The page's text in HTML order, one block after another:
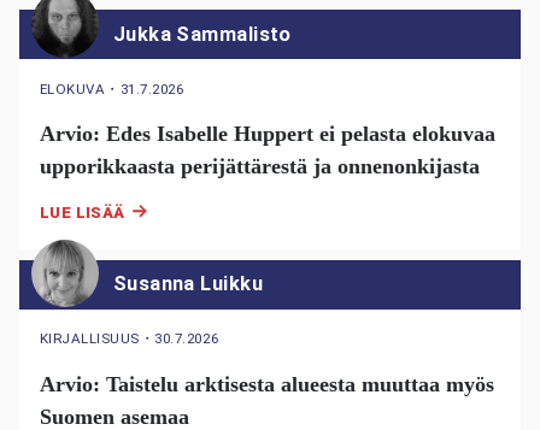
Jukka Sammalisto
ELOKUVA ・ 31.7.2026
Arvio: Edes Isabelle Huppert ei pelasta elokuvaa
upporikkaasta perijättärestä ja onnenonkijasta
LUE LISÄÄ
Susanna Luikku
KIRJALLISUUS ・ 30.7.2026
Arvio: Taistelu arktisesta alueesta muuttaa myös
Suomen asemaa